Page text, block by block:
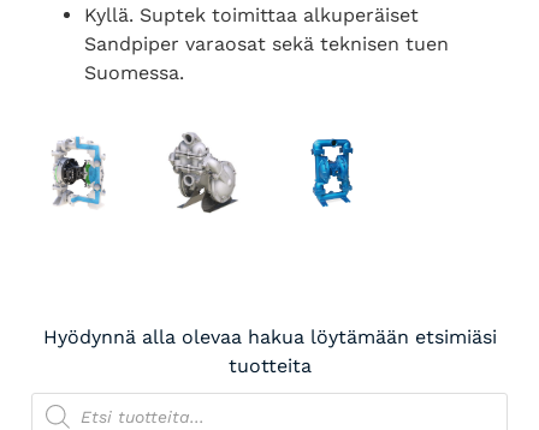
Kyllä. Suptek toimittaa alkuperäiset
Sandpiper varaosat sekä teknisen tuen
Suomessa.
Hyödynnä alla olevaa hakua löytämään etsimiäsi
tuotteita